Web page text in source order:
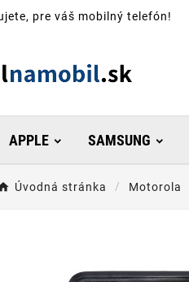
pre váš mobilný telefón!
APPLE SAMSUNG
Úvodná stránka Motorola